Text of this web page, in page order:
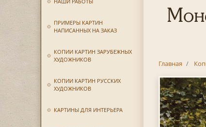
ПРИМЕРЫ КАРТИН
НАПИСАННЫХ НА ЗАКАЗ
КОПИИ КАРТИН ЗАРУБЕЖНЫХ
ХУДОЖНИКОВ
КОПИИ КАРТИН РУССКИХ
ХУДОЖНИКОВ
КАРТИНЫ ДЛЯ ИНТЕРЬЕРА
Главная